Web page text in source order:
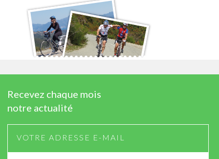
Recevez chaque mois
notre actualité